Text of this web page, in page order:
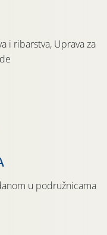
i ribarstva, Uprava za
u podružnicama